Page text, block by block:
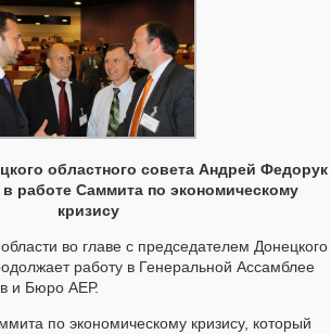
областного совета Андрей Федорук
в работе Саммита по экономическому
кризису
во главе с председателем Донецкого
работу в Генеральной Ассамблее
и Бюро АЕР.
по экономическому кризису, который